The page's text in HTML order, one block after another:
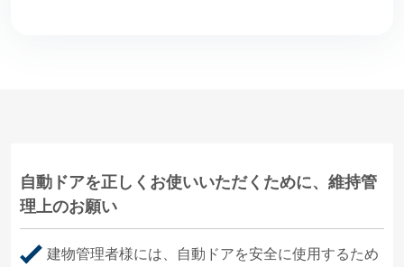
自動ドアを正しくお使いいただくために、維持管
理上のお願い
建物管理者様には、自動ドアを安全に使用するため